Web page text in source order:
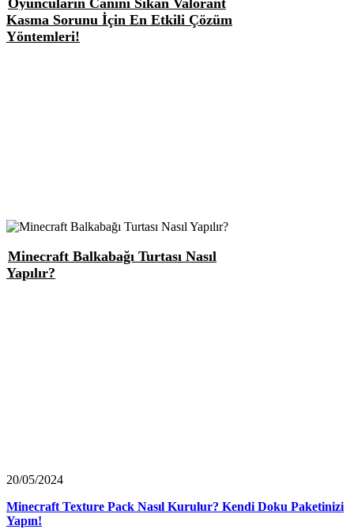
Oyuncuların Canını Sıkan Valorant
Kasma Sorunu İçin En Etkili Çözüm
Yöntemleri!
Minecraft Balkabağı Turtası Nasıl
Yapılır?
20/05/2024
Minecraft Texture Pack Nasıl Kurulur? Kendi Doku Paketinizi
Yapın!